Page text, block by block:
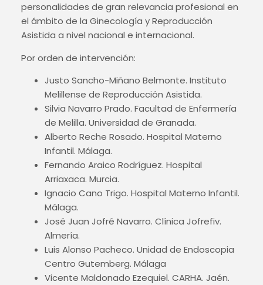
personalidades de gran relevancia profesional en
el ámbito de la Ginecología y Reproducción
Asistida a nivel nacional e internacional.
Por orden de intervención:
Justo Sancho-Miñano Belmonte. Instituto
Melillense de Reproducción Asistida.
Silvia Navarro Prado. Facultad de Enfermería
de Melilla. Universidad de Granada.
Alberto Reche Rosado. Hospital Materno
Infantil. Málaga.
Fernando Araico Rodríguez. Hospital
Arriaxaca. Murcia.
Ignacio Cano Trigo. Hospital Materno Infantil.
Málaga.
José Juan Jofré Navarro. Clínica Jofrefiv.
Almería.
Luis Alonso Pacheco. Unidad de Endoscopia
Centro Gutemberg. Málaga
Vicente Maldonado Ezequiel. CARHA. Jaén.